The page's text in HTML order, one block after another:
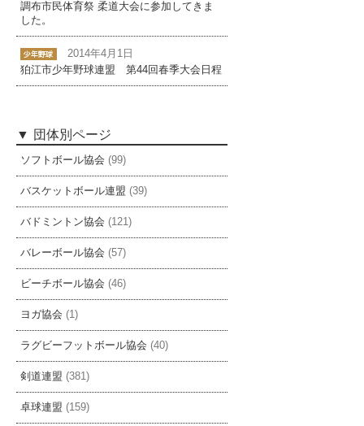
調布市民体育祭 柔道大会に参加してきま
した。
2014年4月1日
狛江市少年野球連盟 第44回春季大会日程
団体別ページ
ソフトボール協会 (99)
バスケットボール連盟 (39)
バドミントン協会 (121)
バレーボール協会 (57)
ビーチボール協会 (46)
ヨガ協会 (1)
ラグビーフットボール協会 (40)
剣道連盟 (381)
卓球連盟 (159)